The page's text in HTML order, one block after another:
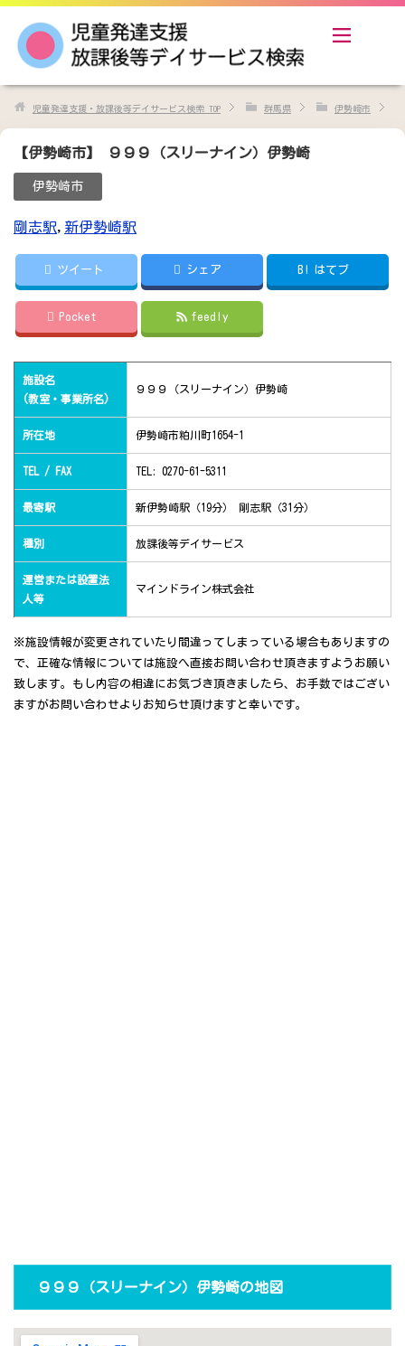
児童発達支援・放課後等デイサービス検索 TOP 群馬県 伊勢崎市
【伊勢崎市】 ９９９（スリーナイン）伊勢崎
伊勢崎市
剛志駅, 新伊勢崎駅
ツイート シェア B! はてブ
Pocket feedly
施設名
(教室・事業所名)
９９９（スリーナイン）伊勢崎
所在地 伊勢崎市粕川町1654-1
TEL / FAX TEL: 0270-61-5311
最寄駅 新伊勢崎駅（19分） 剛志駅（31分）
種別 放課後等デイサービス
運営または設置法
人等
マインドライン株式会社
※施設情報が変更されていたり間違ってしまっている場合もありますの
で、正確な情報については施設へ直接お問い合わせ頂きますようお願い
致します。もし内容の相違にお気づき頂きましたら、お手数ではござい
ますがお問い合わせよりお知らせ頂けますと幸いです。
９９９（スリーナイン）伊勢崎の地図